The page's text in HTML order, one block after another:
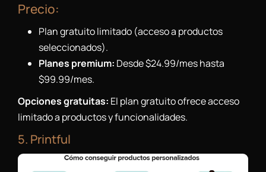
Precio:
Plan gratuito limitado (acceso a productos
seleccionados).
Planes premium: Desde $24.99/mes hasta
$99.99/mes.
Opciones gratuitas: El plan gratuito ofrece acceso
limitado a productos y funcionalidades.
5. Printful